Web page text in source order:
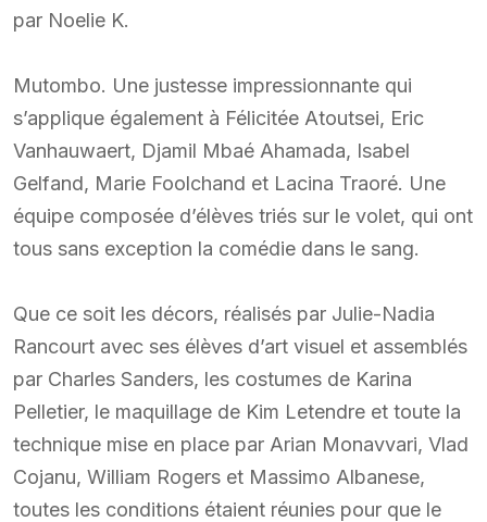
par Noelie K.
Mutombo. Une justesse impressionnante qui
s’applique également à Félicitée Atoutsei, Eric
Vanhauwaert, Djamil Mbaé Ahamada, Isabel
Gelfand, Marie Foolchand et Lacina Traoré. Une
équipe composée d’élèves triés sur le volet, qui ont
tous sans exception la comédie dans le sang.
Que ce soit les décors, réalisés par Julie-Nadia
Rancourt avec ses élèves d’art visuel et assemblés
par Charles Sanders, les costumes de Karina
Pelletier, le maquillage de Kim Letendre et toute la
technique mise en place par Arian Monavvari, Vlad
Cojanu, William Rogers et Massimo Albanese,
toutes les conditions étaient réunies pour que le